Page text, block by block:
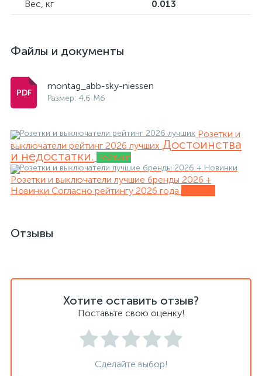
Вес, кг 0.013
Файлы и документы
montag_abb-sky-niessen
Размер: 4.6 Мб
Розетки и
выключатели рейтинг 2026 лучших Достоинства
и недостатки. Рейтинг
Розетки и выключатели лучшие бренды 2026 +
Новинки Согласно рейтингу 2026 года
Отзывы
Хотите оставить отзыв?
Поставьте свою оценку!
Сделайте выбор!